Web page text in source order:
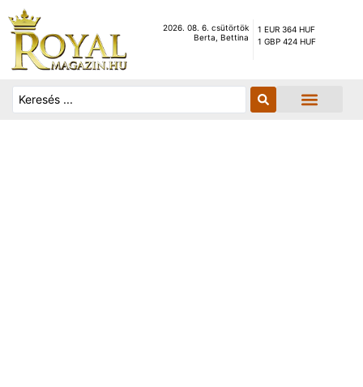
2026. 08. 6. csütörtök
Berta, Bettina
1 EUR 364 HUF
1 GBP 424 HUF